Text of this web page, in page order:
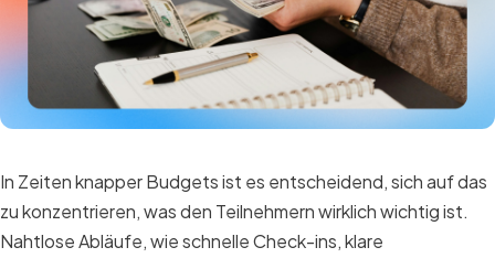
In Zeiten knapper Budgets ist es entscheidend, sich auf das
zu konzentrieren, was den Teilnehmern wirklich wichtig ist.
Nahtlose Abläufe, wie schnelle Check-ins, klare